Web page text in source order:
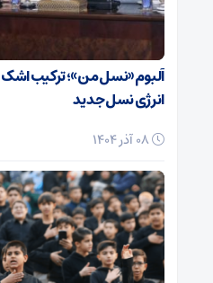
آلبوم «نسل من»؛ ترکیب
انرژی نسل جدید